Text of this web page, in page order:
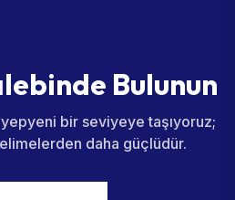
lebinde Bulunun
bir seviyeye taşıyoruz;
daha güçlüdür.